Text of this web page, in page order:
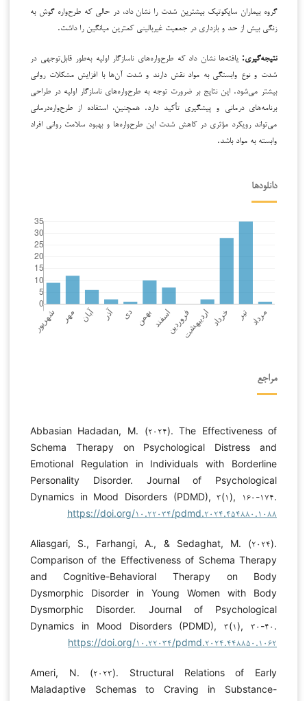
گروه بیماران سایکوتیک بیشترین شدت را نشان داد، در حالی که طرح‌واره گوش به
زنگی بیش از حد و بازداری در جمعیت غیربالینی کمترین میانگین را داشت.
نتیجه‌گیری: یافته‌ها نشان داد که طرح‌واره‌های ناسازگار اولیه به‌طور قابل‌توجهی در
شدت و نوع وابستگی به مواد نقش دارند و شدت آن‌ها با افزایش مشکلات روانی
بیشتر می‌شود. این نتایج بر ضرورت توجه به طرح‌واره‌های ناسازگار اولیه در طراحی
برنامه‌های درمانی و پیشگیری تأکید دارد. همچنین، استفاده از طرح‌واره‌درمانی
می‌تواند رویکرد مؤثری در کاهش شدت این طرح‌واره‌ها و بهبود سلامت روانی افراد
وابسته به مواد باشد.
دانلودها
مراجع
Abbasian Hadadan, M. (۲۰۲۴). The Effectiveness of
Schema Therapy on Psychological Distress and
Emotional Regulation in Individuals with Borderline
Personality Disorder. Journal of Psychological
Dynamics in Mood Disorders (PDMD), ۳(۱), ۱۶۰-۱۷۴.
https://doi.org/۱۰.۲۲۰۳۴/pdmd.۲۰۲۴.۴۵۴۸۸۰.۱۰۸۸
Aliasgari, S., Farhangi, A., & Sedaghat, M. (۲۰۲۴).
Comparison of the Effectiveness of Schema Therapy
and Cognitive-Behavioral Therapy on Body
Dysmorphic Disorder in Young Women with Body
Dysmorphic Disorder. Journal of Psychological
Dynamics in Mood Disorders (PDMD), ۳(۱), ۳۰-۴۰.
https://doi.org/۱۰.۲۲۰۳۴/pdmd.۲۰۲۴.۴۴۸۸۵۰.۱۰۶۲
Ameri, N. (۲۰۲۳). Structural Relations of Early
Maladaptive Schemas to Craving in Substance-